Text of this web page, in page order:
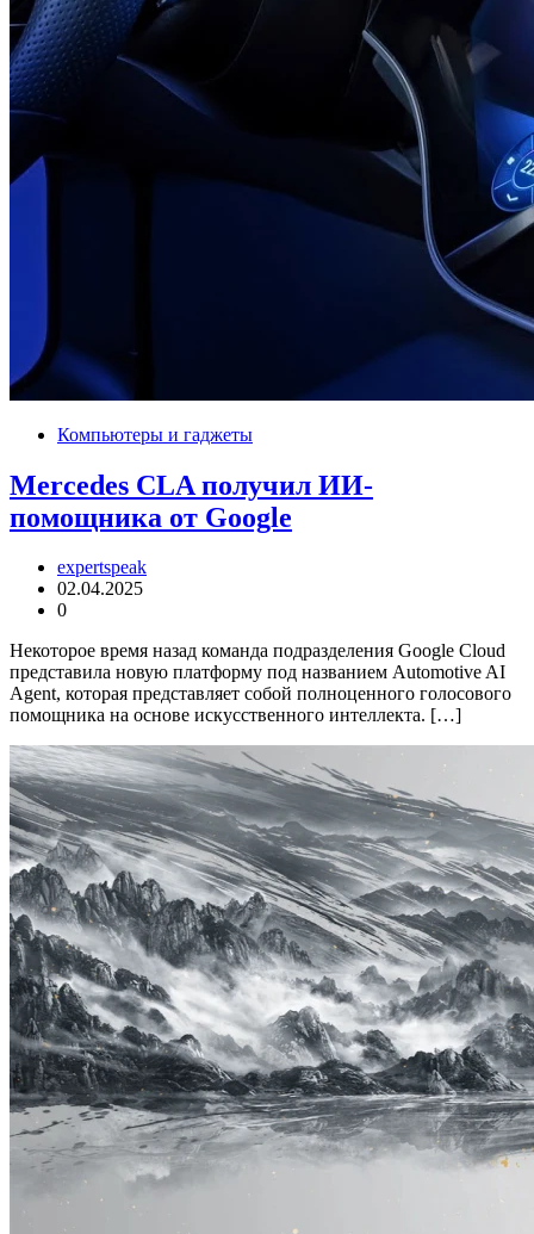
Компьютеры и гаджеты
Mercedes CLA получил ИИ-
помощника от Google
expertspeak
02.04.2025
0
Некоторое время назад команда подразделения Google Cloud
представила новую платформу под названием Automotive AI
Agent, которая представляет собой полноценного голосового
помощника на основе искусственного интеллекта. […]